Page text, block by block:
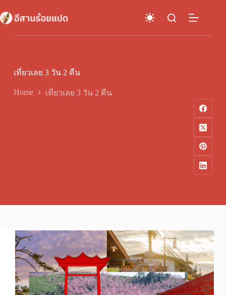
to
content
เที่ยวเลย 3 วัน 2 คืน
Home เที่ยวเลย 3 วัน 2 คืน